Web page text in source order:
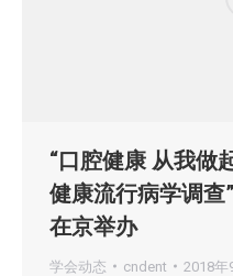
“口腔健康 从我做
健康流行病学调查
在京举办
学会动态 cndent 2018年